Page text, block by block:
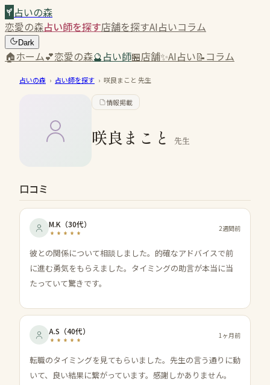
占いの森
恋愛の森占い師を探す店舗を探すAI占いコラム
Dark
🏠ホーム💕恋愛の森🔮占い師🏪店舗✨AI占い📝コラム
占いの森 › 占い師を探す › 咲良まこと 先生
情報掲載
咲良まこと 先生
口コミ
M.K （30代） 2週間前
彼との関係について相談しました。的確なアドバイスで前
に進む勇気をもらえました。タイミングの助言が本当に当
たっていて驚きです。
A.S （40代） 1ヶ月前
転職のタイミングを見てもらいました。先生の言う通りに動
いて、良い結果に繋がっています。感謝しかありません。